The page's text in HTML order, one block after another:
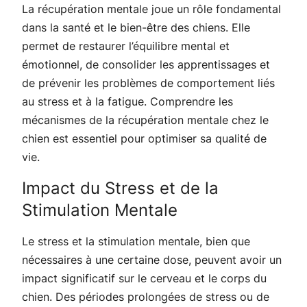
La récupération mentale joue un rôle fondamental
dans la santé et le bien-être des chiens. Elle
permet de restaurer l’équilibre mental et
émotionnel, de consolider les apprentissages et
de prévenir les problèmes de comportement liés
au stress et à la fatigue. Comprendre les
mécanismes de la récupération mentale chez le
chien est essentiel pour optimiser sa qualité de
vie.
Impact du Stress et de la
Stimulation Mentale
Le stress et la stimulation mentale, bien que
nécessaires à une certaine dose, peuvent avoir un
impact significatif sur le cerveau et le corps du
chien. Des périodes prolongées de stress ou de